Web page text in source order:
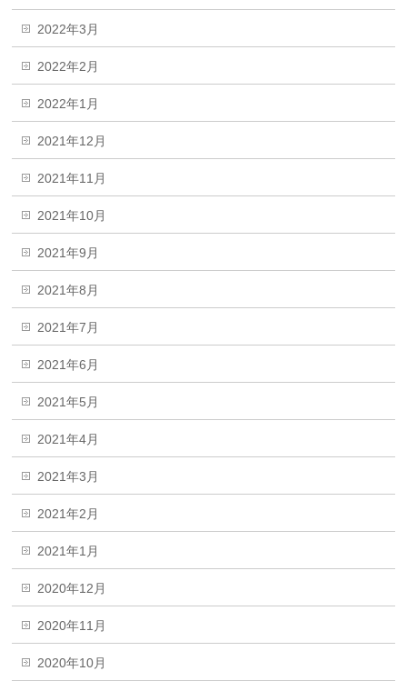
2022年3月
2022年2月
2022年1月
2021年12月
2021年11月
2021年10月
2021年9月
2021年8月
2021年7月
2021年6月
2021年5月
2021年4月
2021年3月
2021年2月
2021年1月
2020年12月
2020年11月
2020年10月